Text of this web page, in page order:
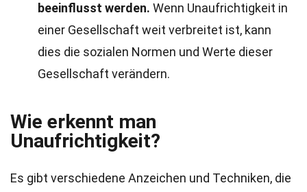
beeinflusst werden. Wenn Unaufrichtigkeit in
einer Gesellschaft weit verbreitet ist, kann
dies die sozialen Normen und Werte dieser
Gesellschaft verändern.
Wie erkennt man
Unaufrichtigkeit?
Es gibt verschiedene Anzeichen und Techniken, die